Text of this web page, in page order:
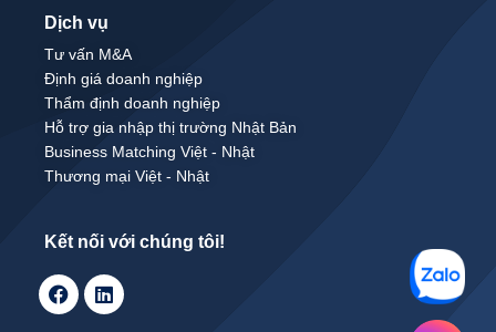
Dịch vụ
Tư vấn M&A
Định giá doanh nghiệp
Thẩm định doanh nghiệp
Hỗ trợ gia nhập thị trường Nhật Bản
Business Matching Việt - Nhật
Thương mại Việt - Nhật
Kết nối với chúng tôi!